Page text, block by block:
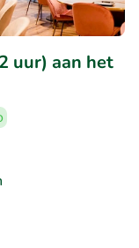
uur) aan het